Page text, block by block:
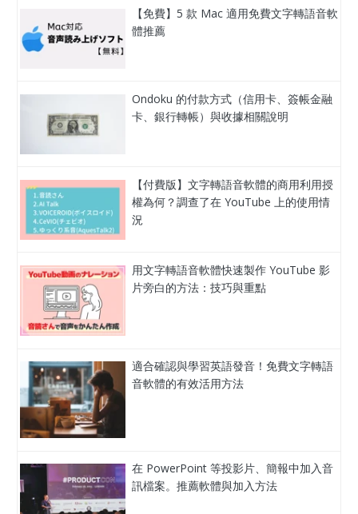
【免費】5 款 Mac 適用免費文字轉語音軟
體推薦
Ondoku 的付款方式（信用卡、簽帳金融
卡、銀行轉帳）與收據相關說明
【付費版】文字轉語音軟體的商用利用授
權為何？調查了在 YouTube 上的使用情
況
用文字轉語音軟體快速製作 YouTube 影
片旁白的方法：技巧與重點
適合確認與學習英語發音！免費文字轉語
音軟體的有效活用方法
在 PowerPoint 等投影片、簡報中加入音
訊檔案。推薦軟體與加入方法